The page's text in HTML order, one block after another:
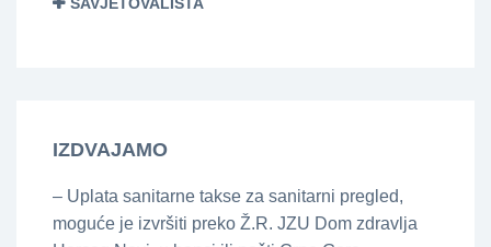
IZDVAJAMO
– Uplata sanitarne takse za sanitarni pregled,
moguće je izvršiti preko Ž.R. JZU Dom zdravlja